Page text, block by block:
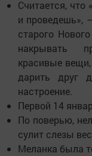
Считается, что
и проведешь»,
старого
накрывать
красивые
дарить друг
настроение.
Первой 14
По поверью,
сулит слезы
Меланка была